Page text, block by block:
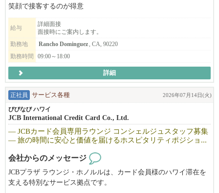
学歴、職歴で会社の住所、連絡先の記載がある履歴書を送付して
アメリカで働ける労働資格が必要です。
＝＝＝＝＝＝＝＝＝＝＝＝＝＝＝＝＝＝＝
弊社の経営スタイルは『逆ピラミッド型』
＝＝＝＝＝＝＝＝＝＝＝＝＝＝＝＝＝＝＝
ます。
弊社は、一番上はお客様で、次は現場のドライバーです。
お客様に仕える、社員に仕える、会社のリーダーが一番下で支え
る、逆ピラミッド型組織を目指します。
お客様の情報や要望がわかるドライバ―の力を信じ、会社経営の
中心に考え、一緒に会社を成長させたいと思います。
＼ドライバーのお仕事はこんなところがいい！／
笑顔で接客するのが得意
明るく元気に仕事を楽しめる
ロサンゼルスの魅力を伝えたい
経験よりも『人を喜ばせることが好き』という気持ちを大切にし
ています。
お客様の旅の思い出を一緒に作る最高の仕事です。
あなたの笑顔が旅をもっと特別なものに。
給与
詳細面接
面接時にご案内します。
勤務地
Rancho Dominguez, CA, 90220
勤務時間
09:00～18:00
詳細
正社員 サービス各種 2026年07月14日(火)
びびなび ハワイ
JCB International Credit Card Co., Ltd.
― JCBカード会員専用ラウンジ コンシェルジュスタッフ募集
― 旅の時間に安心と価値を届けるホスピタリティポジショ...
会社からのメッセージ
JCBプラザ ラウンジ・ホノルルは、カード会員様のハワイ滞在を
支える特別なサービス拠点です。